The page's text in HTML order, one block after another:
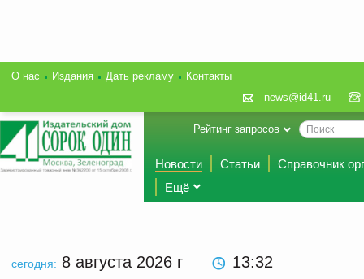
О нас Издания Дать рекламу
Контакты
news@id41.ru
Рейтинг запросов
Новости Статьи
Справочник
Ещё
сегодня: 8 августа 2026 г 13:32